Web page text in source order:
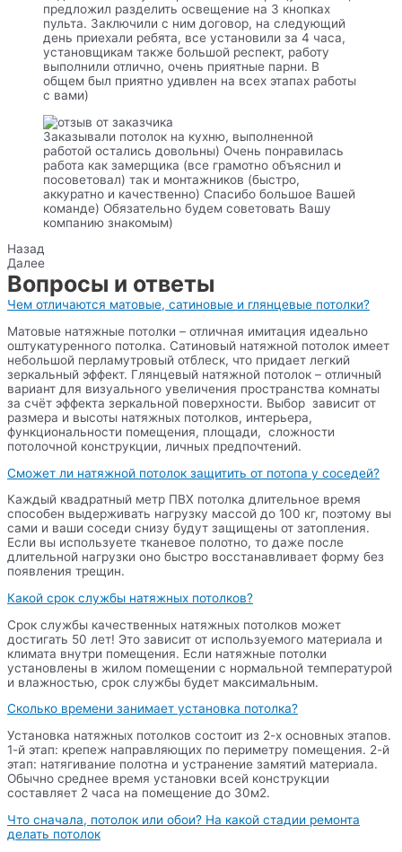
предложил разделить освещение на 3 кнопках
пульта. Заключили с ним договор, на следующий
день приехали ребята, все установили за 4 часа,
установщикам также большой респект, работу
выполнили отлично, очень приятные парни. В
общем был приятно удивлен на всех этапах работы
с вами)
Заказывали потолок на кухню, выполненной
работой остались довольны) Очень понравилась
работа как замерщика (все грамотно объяснил и
посоветовал) так и монтажников (быстро,
аккуратно и качественно) Спасибо большое Вашей
команде) Обязательно будем советовать Вашу
компанию знакомым)
Назад
Далее
Вопросы и ответы
Чем отличаются матовые, сатиновые и глянцевые потолки?
Матовые натяжные потолки – отличная имитация идеально
оштукатуренного потолка. Сатиновый натяжной потолок имеет
небольшой перламутровый отблеск, что придает легкий
зеркальный эффект. Глянцевый натяжной потолок – отличный
вариант для визуального увеличения пространства комнаты
за счёт эффекта зеркальной поверхности. Выбор зависит от
размера и высоты натяжных потолков, интерьера,
функциональности помещения, площади, сложности
потолочной конструкции, личных предпочтений.
Сможет ли натяжной потолок защитить от потопа у соседей?
Каждый квадратный метр ПВХ потолка длительное время
способен выдерживать нагрузку массой до 100 кг, поэтому вы
сами и ваши соседи снизу будут защищены от затопления.
Если вы используете тканевое полотно, то даже после
длительной нагрузки оно быстро восстанавливает форму без
появления трещин.
Какой срок службы натяжных потолков?
Срок службы качественных натяжных потолков может
достигать 50 лет! Это зависит от используемого материала и
климата внутри помещения. Если натяжные потолки
установлены в жилом помещении с нормальной температурой
и влажностью, срок службы будет максимальным.
Сколько времени занимает установка потолка?
Установка натяжных потолков состоит из 2-х основных этапов.
1-й этап: крепеж направляющих по периметру помещения. 2-й
этап: натягивание полотна и устранение замятий материала.
Обычно среднее время установки всей конструкции
составляет 2 часа на помещение до 30м2.
Что сначала, потолок или обои? На какой стадии ремонта
делать потолок